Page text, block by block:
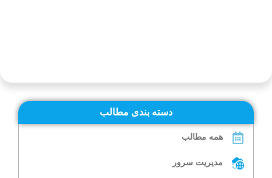
دسته بندی مطالب
همه مطالب
مدیریت سرور